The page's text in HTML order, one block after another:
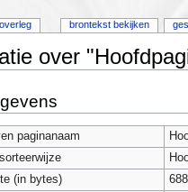
over
paginanaam
(in bytes)
688
overleg brontekst bekijken